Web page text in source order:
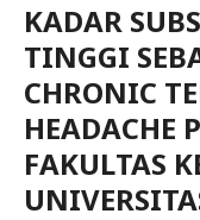
KADAR
TINGGI
CHRONIC
HEADACHE
FAKULTAS